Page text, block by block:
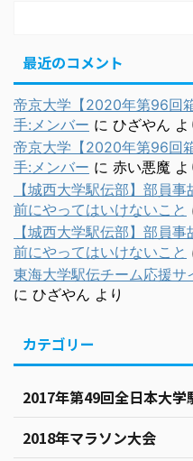
最近のコメント
帝京大学【2020年第96回
手:メンバー に ひざやん よ
帝京大学【2020年第96回
手:メンバー に 赤い悪魔 よ
【城西大学駅伝部】部員
前にやってはいけないこと
【城西大学駅伝部】部員
前にやってはいけないこと
東海大学駅伝チーム応援
に ひざやん より
カテゴリー
2017年第49回全日本大学
2018年マラソン大会